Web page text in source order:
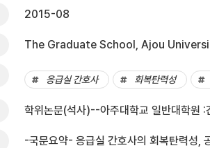
2015-08
The Graduate School, Ajou
응급실 간호사 회복탄력성
학위논문(석사)--아주대학교 일반대학원
-국문요약- 응급실 간호사의 회복탄력성,